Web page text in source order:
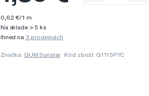
0,62 €/1 m
Na sklade > 5 ks
Ihned na 3 prodejnách
Značka: GUM Sunstar Kód zboží: G1115PYC